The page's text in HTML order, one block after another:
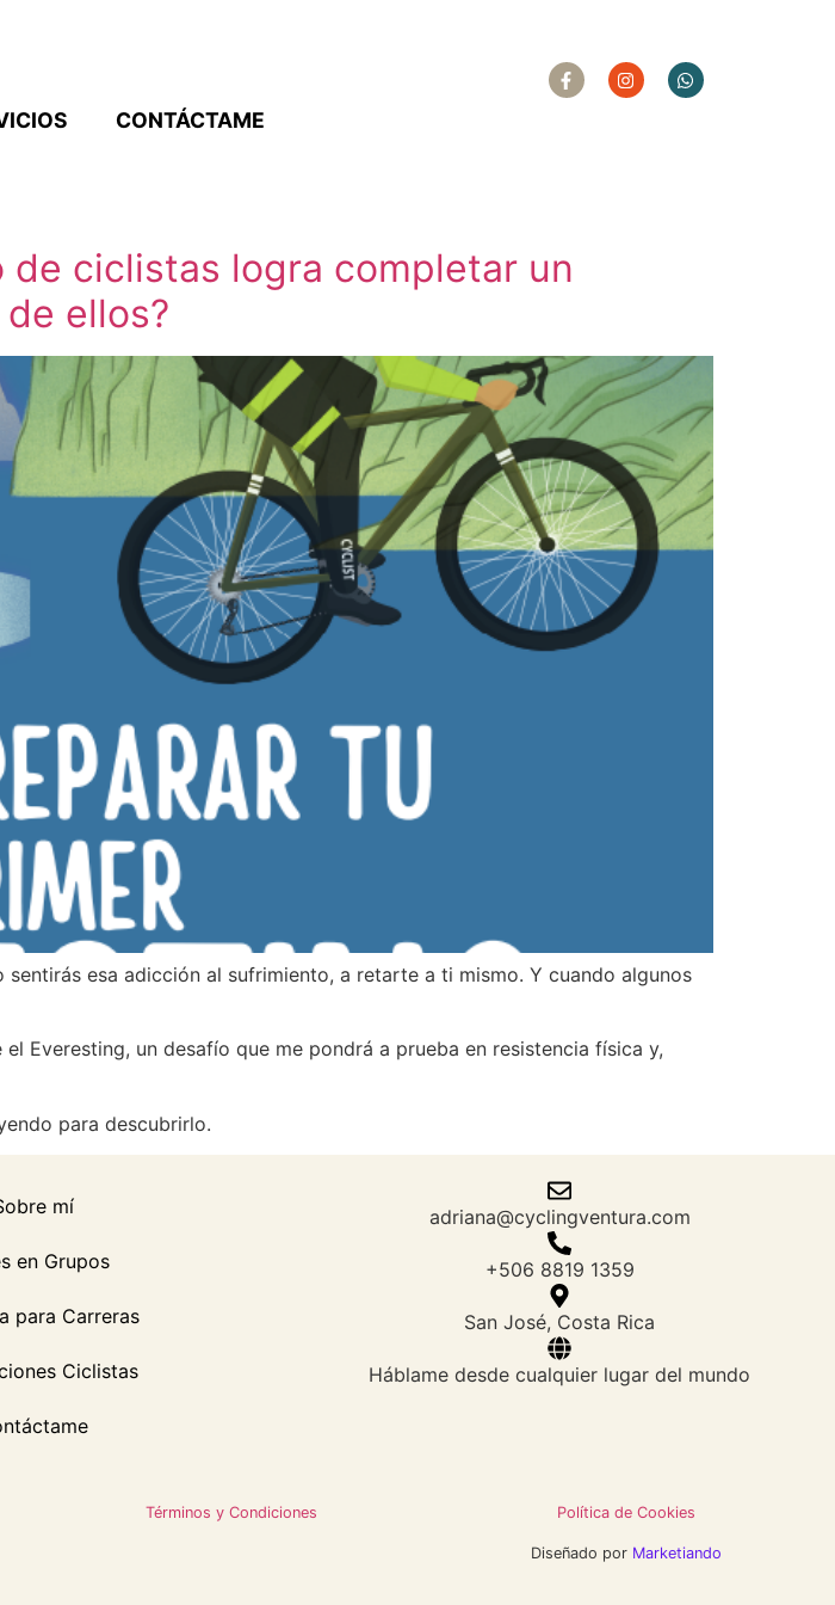
CONTÁCTAME
de ciclistas logra completar un
ellos?
esa adicción al sufrimiento, a retarte a ti mismo. Y cuando algunos
Everesting, un desafío que me pondrá a prueba en resistencia física y,
para descubrirlo.
mí
en Grupos
para Carreras
Ciclistas
adriana@cyclingventura.com
+506 8819 1359
San José, Costa Rica
Háblame desde cualquier lugar del mundo
Términos y Condiciones Política de Cookies
Diseñado por Marketiando